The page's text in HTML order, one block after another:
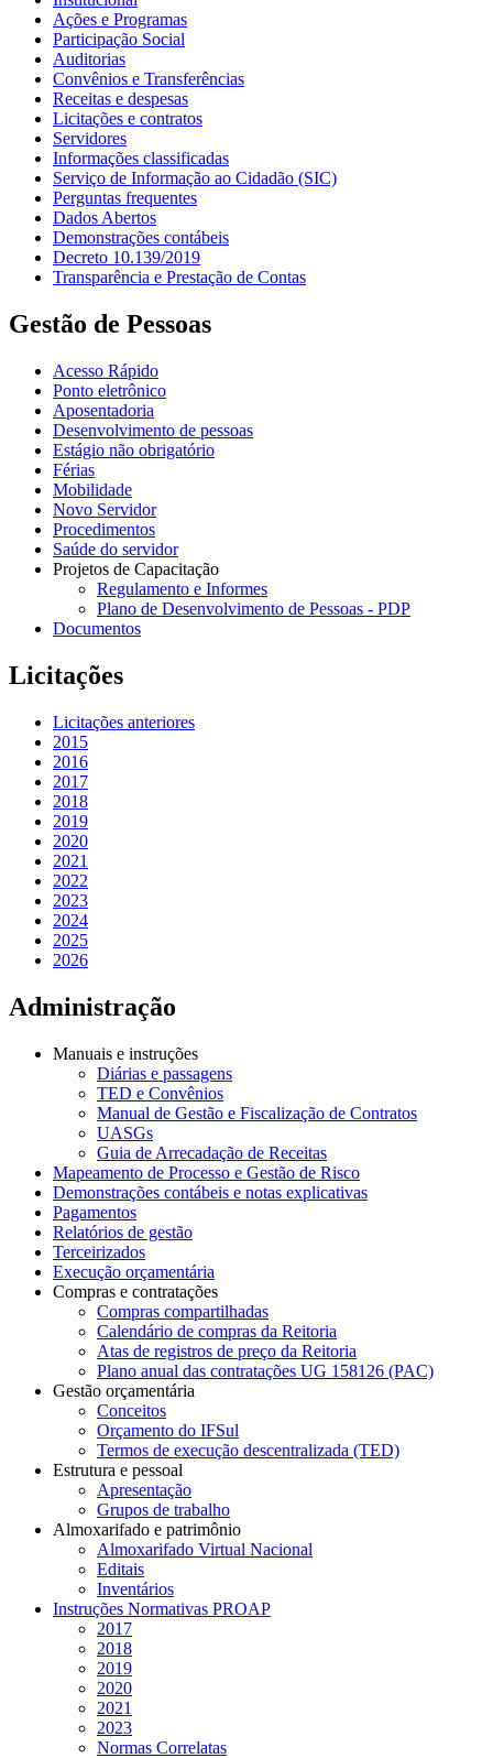
Ações e Programas
Participação Social
Auditorias
Convênios e Transferências
Receitas e despesas
Licitações e contratos
Servidores
Informações classificadas
Serviço de Informação ao Cidadão (SIC)
Perguntas frequentes
Dados Abertos
Demonstrações contábeis
Decreto 10.139/2019
Transparência e Prestação de Contas
Gestão de Pessoas
Acesso Rápido
Ponto eletrônico
Aposentadoria
Desenvolvimento de pessoas
Estágio não obrigatório
Férias
Mobilidade
Novo Servidor
Procedimentos
Saúde do servidor
Projetos de Capacitação
Regulamento e Informes
Plano de Desenvolvimento de Pessoas - PDP
Documentos
Licitações
Licitações anteriores
2015
2016
2017
2018
2019
2020
2021
2022
2023
2024
2025
2026
Administração
Manuais e instruções
Diárias e passagens
TED e Convênios
Manual de Gestão e Fiscalização de Contratos
UASGs
Guia de Arrecadação de Receitas
Mapeamento de Processo e Gestão de Risco
Demonstrações contábeis e notas explicativas
Pagamentos
Relatórios de gestão
Terceirizados
Execução orçamentária
Compras e contratações
Compras compartilhadas
Calendário de compras da Reitoria
Atas de registros de preço da Reitoria
Plano anual das contratações UG 158126 (PAC)
Gestão orçamentária
Conceitos
Orçamento do IFSul
Termos de execução descentralizada (TED)
Estrutura e pessoal
Apresentação
Grupos de trabalho
Almoxarifado e patrimônio
Almoxarifado Virtual Nacional
Editais
Inventários
Instruções Normativas PROAP
2017
2018
2019
2020
2021
2023
Normas Correlatas